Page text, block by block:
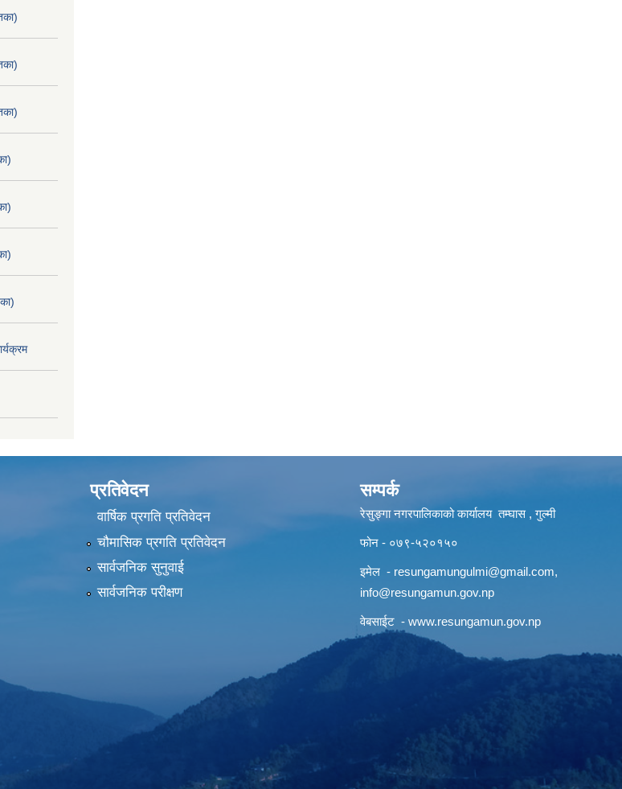
प्रतिवेदन
वार्षिक प्रगति प्रतिवेदन
चौमासिक प्रगति प्रतिवेदन
सार्वजनिक सुनुवाई
सार्वजनिक परीक्षण
सम्पर्क
रेसुङ्गा नगरपालिकाको कार्यालय तम्घास , गुल्मी
फोन - ०७९-५२०१५०
इमेल - resungamungulmi@gmail.com,
info@resungamun.gov.np
वेबसाईट - www.resungamun.gov.np